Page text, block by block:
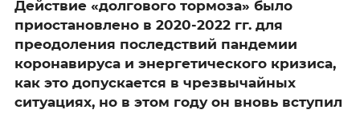
Действие «долгового тормоза» было
приостановлено в 2020-2022 гг. для
преодоления последствий пандемии
коронавируса и энергетического кризиса,
как это допускается в чрезвычайных
ситуациях, но в этом году он вновь вступил